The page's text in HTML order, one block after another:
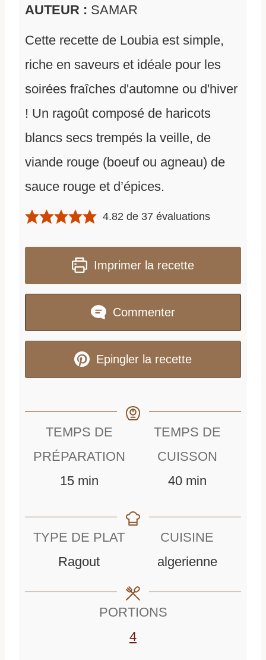
AUTEUR : SAMAR
Cette recette de Loubia est simple,
riche en saveurs et idéale pour les
soirées fraîches d'automne ou d'hiver
! Un ragoût composé de haricots
blancs secs trempés la veille, de
viande rouge (boeuf ou agneau) de
sauce rouge et d’épices.
4.82 de 37 évaluations
Imprimer la recette
Commenter
Epingler la recette
TEMPS DE
PRÉPARATION
15m
n
min
TEMPS DE
CUISSON
40m
n
u
min
TYPE DE PLAT
Ragout
CUISINE
algerienne
PORTIONS
4